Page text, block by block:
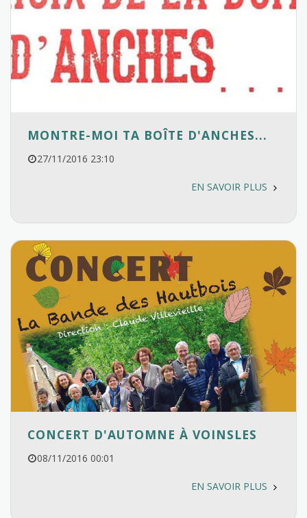
MONTRE-MOI TA BOÎTE D'ANCHES...
27/11/2016 23:10
EN SAVOIR PLUS
CONCERT D'AUTOMNE À VOINSLES
08/11/2016 00:01
EN SAVOIR PLUS